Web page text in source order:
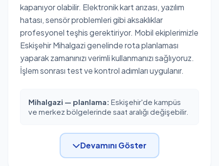
kapanıyor olabilir. Elektronik kart arızası, yazılım
hatası, sensör problemleri gibi aksaklıklar
profesyonel teşhis gerektiriyor. Mobil ekiplerimizle
Eskişehir Mihalgazi genelinde rota planlaması
yaparak zamanınızı verimli kullanmanızı sağlıyoruz.
İşlem sonrası test ve kontrol adımları uygulanır.
Mihalgazi — planlama: Eskişehir'de kampüs
ve merkez bölgelerinde saat aralığı değişebilir.
Devamını Göster